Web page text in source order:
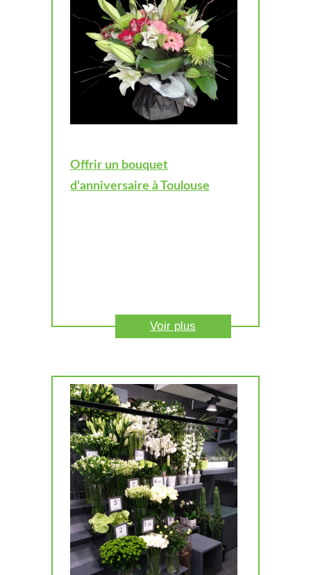
Offrir un bouquet
d'anniversaire à Toulouse
Voir plus